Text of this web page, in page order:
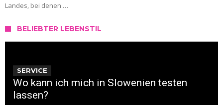
Landes, bei denen …
BELIEBTER LEBENSTIL
SERVICE
Wo kann ich mich in Slowenien testen
lassen?